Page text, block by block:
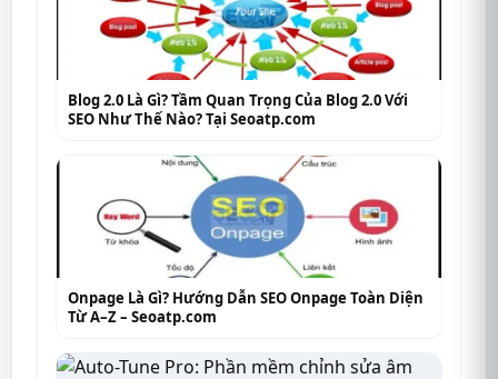
Blog 2.0 Là Gì? Tầm Quan Trọng Của Blog 2.0 Với
SEO Như Thế Nào? Tại Seoatp.com
Onpage Là Gì? Hướng Dẫn SEO Onpage Toàn Diện
Từ A–Z – Seoatp.com